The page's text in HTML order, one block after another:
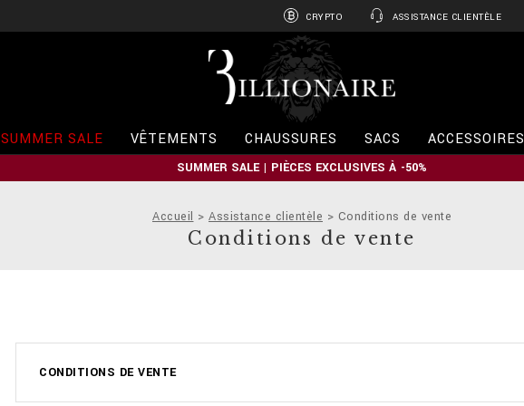
CRYPTO ASSISTANCE CLIENTÈLE
l
o
n
a
e
SUMMER SALE VÊTEMENTS CHAUSSURES SACS ACCESSOIRES
SUMMER SALE | PIÈCES EXCLUSIVES À -50%
Accueil Assistance clientèle Conditions de vente
Conditions de vente
CONDITIONS DE VENTE